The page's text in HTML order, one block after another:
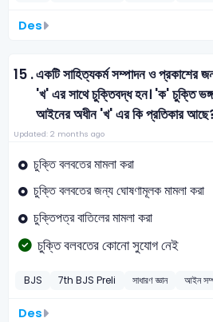
Des
15 .একটি সাহিত্যকর্ম সম্পাদন ও
'খ' এর সাথে চুক্তিবদ্ধ হন। 'ক' চুক্তি ভঙ্গ
আইনের অধীন 'খ' এর কি প্রতিকার
Updated: 2 months ago
চুক্তি বলবতের মামলা করা
চুক্তি বলবতের জন্য ঘোষণামূলক মামলা করা
চুক্তিপত্র বাতিলের মামলা করা
চুক্তি বলবতের কোনো সুযোগ নেই
BJS 7th BJS Preli সাধারণ জ্ঞান আইন
Des